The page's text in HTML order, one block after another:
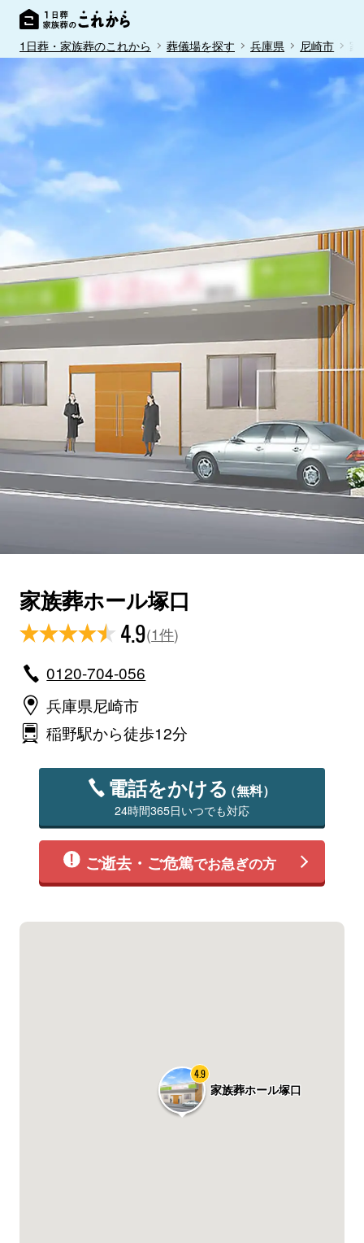
1日葬・家族葬のこれから 葬儀場を探す 兵庫県 尼崎市
家族葬ホール塚口
4.9(1件)
0120-704-056
兵庫県尼崎市
稲野駅から徒歩12分
電話をかける（無料）
24時間365日いつでも対応
ご逝去・ご危篤でお急ぎの方
家族葬ホール塚口
4.9